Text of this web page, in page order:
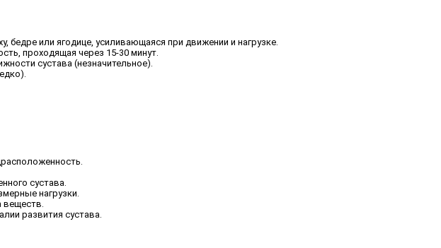
бедре или ягодице, усиливающаяся при движении и нагрузке.
проходящая через 15-30 минут.
сустава (незначительное).
сустава.
нагрузки.
развития сустава.